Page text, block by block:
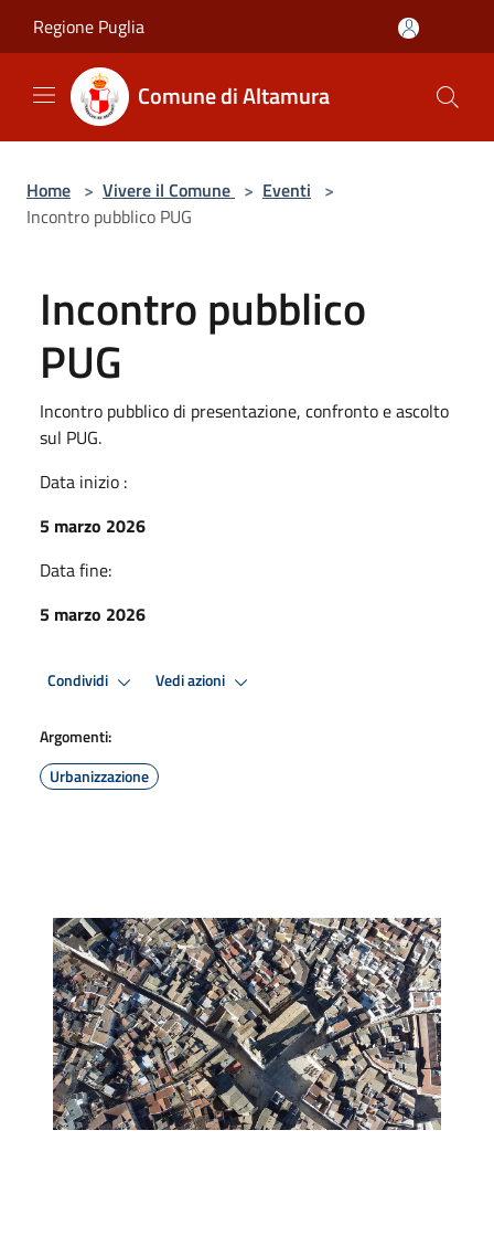
Regione Puglia
Comune di Altamura
Home > Vivere il Comune > Eventi >
Incontro pubblico PUG
Incontro pubblico
PUG
Incontro pubblico di presentazione, confronto e ascolto
sul PUG.
Data inizio :
5 marzo 2026
Data fine:
5 marzo 2026
Condividi Vedi azioni
Argomenti:
Urbanizzazione